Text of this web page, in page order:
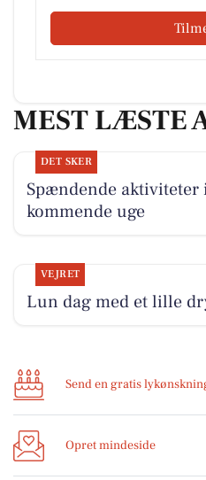
MEST LÆSTE
DET SKER
Spændende
kommende uge
VEJRET
Lun dag med et lille
Send en gratis
Opret mindeside